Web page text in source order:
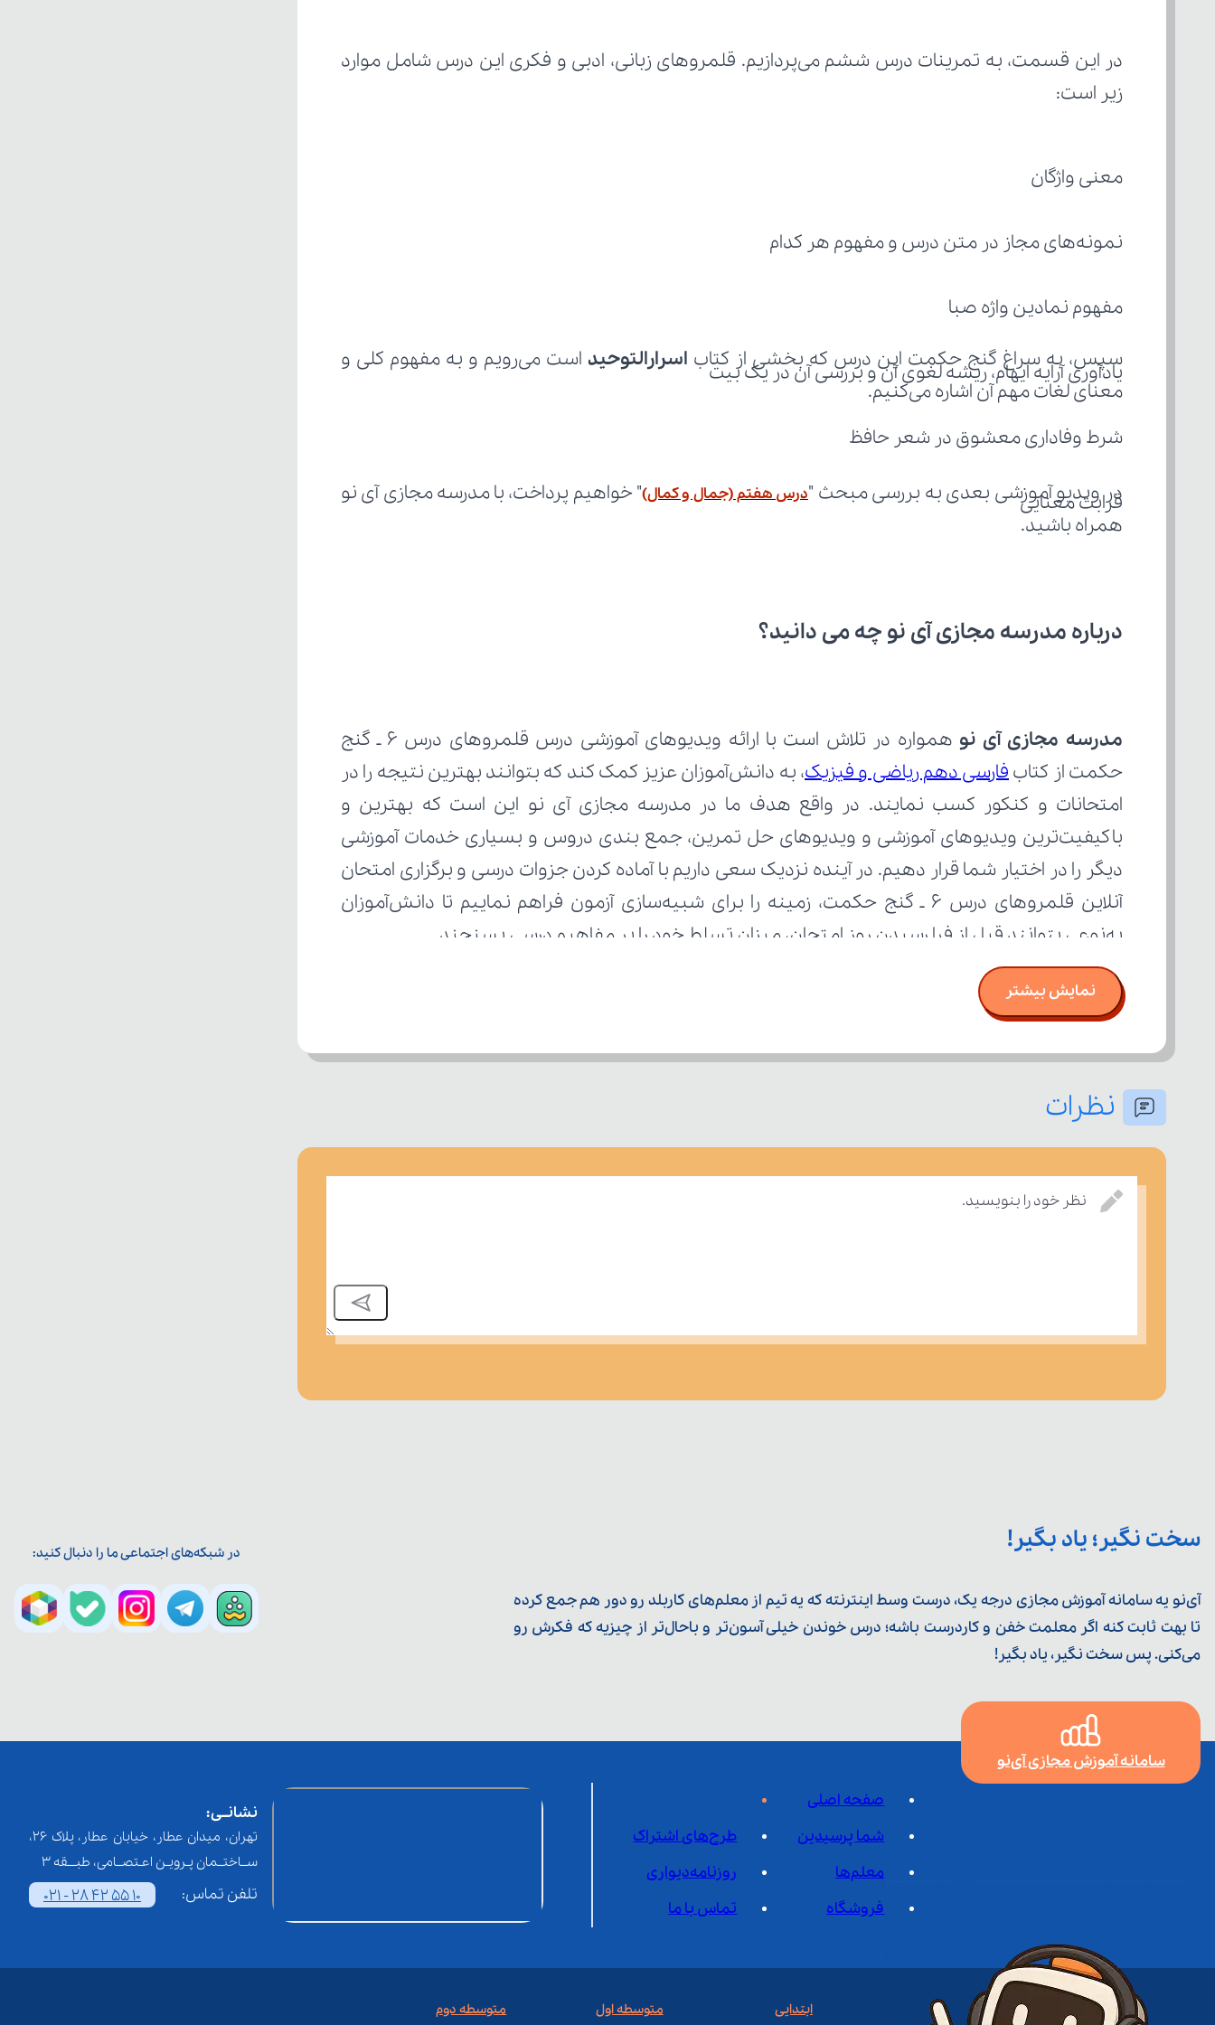
زیر است:
معنی واژگان
نمونه‌های مجاز در متن درس و مفهوم هر کدام
مفهوم نمادین واژه صبا
یادآوری آرایه ایهام، ریشه لغوی آن و بررسی آن در یک بیت
شرط وفاداری معشوق در شعر حافظ
قرابت معنایی
سپس، به سراغ گنج حکمت این درس که بخشی از کتاب اسرارالتوحید
معنای لغات مهم آن اشاره می‌کنیم.
در ویدیو آموزشی بعدی به بررسی مبحث "درس هفتم (جمال و کمال)
همراه باشید.
درباره مدرسه مجازی آی نو چه می‌ دانید؟
مدرسه مجازی آی نو
حکمت از کتاب فارسی دهم ریاضی و فیزیک
به‌نوعی بتوانند قبل از فرا رسیدن روز امتحان، میزان تسلط خود را بر مفاهیم درسی بسنجند.
نمایش بیشتر
نظرات
نظر خود را بنویسید.
سخت نگیر؛ یاد بگیر!
آی‌نو یه سامانه آموزش مجازی درجه یک، درست وسط اینترنته که یه تیم از معلم‌‌های کاربلد رو دور هم جمع کرده
تا بهت ثابت کنه اگر معلمت خفن و کاردرست باشه؛ درس خوندن خیلی آسون‌تر و باحال‌تر از چیزیه که فکرش رو
می‌کنی. پس سخت نگیر، یاد بگیر!
در شبکه‌های اجتماعی ما را دنبال کنید:
سامانه آموزش مجازی آی‌نو
صفحه اصلی
شما پرسیدین
طرح‌های اشتراک
معلم‌ها
روزنامه‌دیواری
فروشگاه
تماس با ما
نشانــی:
تهران، میدان عطار، خیابان عطار، پلاک 26،
ســاختــمان پـرویـن اعـتصــامی، طبـــقه 3
تلفن تماس: 021 - 28 42 55 10
ابتدایی متوسطه اول متوسطه دوم